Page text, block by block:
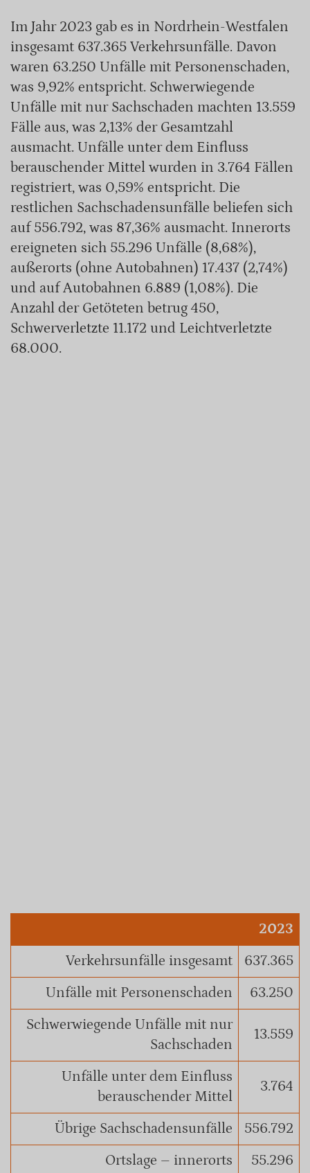
Im Jahr 2023 gab es in Nordrhein-Westfalen
insgesamt 637.365 Verkehrsunfälle. Davon
waren 63.250 Unfälle mit Personenschaden,
was 9,92% entspricht. Schwerwiegende
Unfälle mit nur Sachschaden machten 13.559
Fälle aus, was 2,13% der Gesamtzahl
ausmacht. Unfälle unter dem Einfluss
berauschender Mittel wurden in 3.764 Fällen
registriert, was 0,59% entspricht. Die
restlichen Sachschadensunfälle beliefen sich
auf 556.792, was 87,36% ausmacht. Innerorts
ereigneten sich 55.296 Unfälle (8,68%),
außerorts (ohne Autobahnen) 17.437 (2,74%)
und auf Autobahnen 6.889 (1,08%). Die
Anzahl der Getöteten betrug 450,
Schwerverletzte 11.172 und Leichtverletzte
68.000.
2023
Verkehrsunfälle insgesamt
637.365
Unfälle mit Personenschaden
63.250
Schwerwiegende Unfälle mit nur
Sachschaden
13.559
Unfälle unter dem Einfluss
berauschender Mittel
3.764
Übrige Sachschadensunfälle
556.792
Ortslage – innerorts
55.296